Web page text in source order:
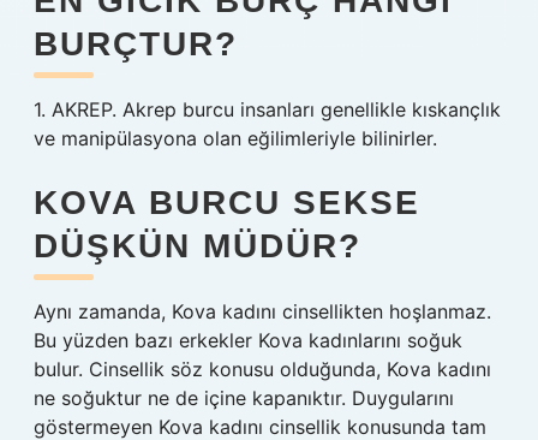
BURÇTUR?
1. AKREP. Akrep burcu insanları genellikle kıskançlık
ve manipülasyona olan eğilimleriyle bilinirler.
KOVA BURCU SEKSE
DÜŞKÜN MÜDÜR?
Aynı zamanda, Kova kadını cinsellikten hoşlanmaz.
Bu yüzden bazı erkekler Kova kadınlarını soğuk
bulur. Cinsellik söz konusu olduğunda, Kova kadını
ne soğuktur ne de içine kapanıktır. Duygularını
göstermeyen Kova kadını cinsellik konusunda tam